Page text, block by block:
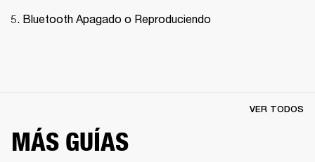
Bluetooth Apagado o Reproduciendo
MÁS GUÍAS
VER TODOS